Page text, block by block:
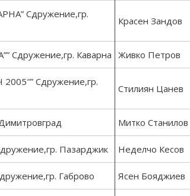
Сдружение,гр.
Красен Зандов
Каварна Живко Петров
Сдружение,гр.
Стилиян Цанев
Митко Станилов
Пазарджик Неделчо Кесов
Габрово Ясен Бояджиев